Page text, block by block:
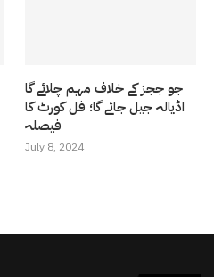
جو ججز کے خلاف مہم چلائے گا
اڈیالہ جیل جائے گا؛ فل کورٹ کا
فیصلہ
July 8, 2024